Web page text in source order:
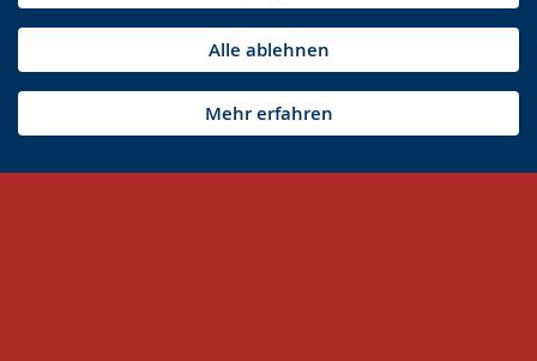
Alle ablehnen
Mehr erfahren